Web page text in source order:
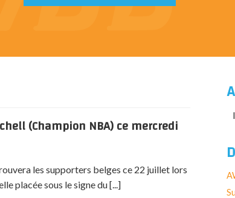
(Champion NBA) ce mercredi
les supporters belges ce 22 juillet lors
placée sous le signe du [...]